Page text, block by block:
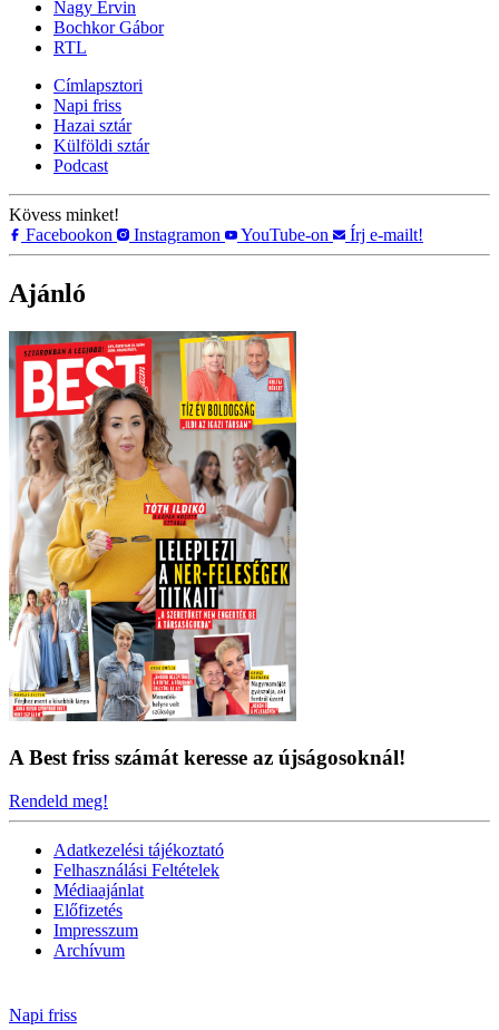
Nagy Ervin
Bochkor Gábor
RTL
Címlapsztori
Napi friss
Hazai sztár
Külföldi sztár
Podcast
Kövess minket!
Facebookon
Instagramon YouTube-on Írj e-mailt!
Ajánló
A Best friss számát keresse az újságosoknál!
Rendeld meg!
Adatkezelési tájékoztató
Felhasználási Feltételek
Médiaajánlat
Előfizetés
Impresszum
Archívum
Napi friss